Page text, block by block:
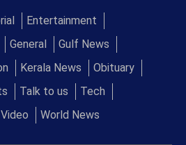
Entertainment
General
Gulf News
Kerala News
Obituary
Talk to us
Tech
Video World News